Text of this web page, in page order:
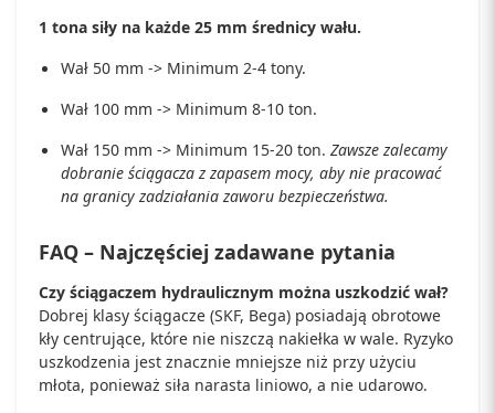
1 tona siły na każde 25 mm średnicy wału.
Wał 50 mm -> Minimum 2-4 tony.
Wał 100 mm -> Minimum 8-10 ton.
Wał 150 mm -> Minimum 15-20 ton. Zawsze zalecamy
dobranie ściągacza z zapasem mocy, aby nie pracować
na granicy zadziałania zaworu bezpieczeństwa.
FAQ – Najczęściej zadawane pytania
Czy ściągaczem hydraulicznym można uszkodzić wał?
Dobrej klasy ściągacze (SKF, Bega) posiadają obrotowe
kły centrujące, które nie niszczą nakiełka w wale. Ryzyko
uszkodzenia jest znacznie mniejsze niż przy użyciu
młota, ponieważ siła narasta liniowo, a nie udarowo.